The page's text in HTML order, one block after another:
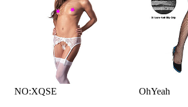
NO:XQSE OhYeah